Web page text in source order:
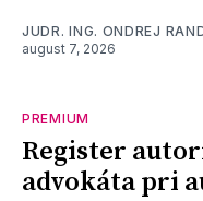
JUDR. ING. ONDREJ
august 7, 2026
PREMIUM
Register
advokáta pri